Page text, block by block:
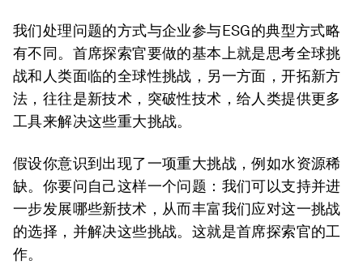
我们处理问题的方式与企业参与ESG的典型方式略
有不同。首席探索官要做的基本上就是思考全球挑
战和人类面临的全球性挑战，另一方面，开拓新方
法，往往是新技术，突破性技术，给人类提供更多
工具来解决这些重大挑战。
假设你意识到出现了一项重大挑战，例如水资源稀
缺。你要问自己这样一个问题：我们可以支持并进
一步发展哪些新技术，从而丰富我们应对这一挑战
的选择，并解决这些挑战。这就是首席探索官的工
作。